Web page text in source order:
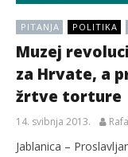
PITANJA POLITIKA
Muzej
za Hrvate, a
žrtve torture
14. svibnja 2013.
Jablanica –